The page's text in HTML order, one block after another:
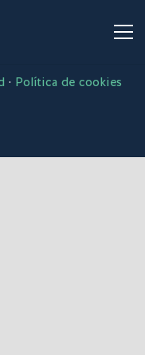
by
· Política de cookies